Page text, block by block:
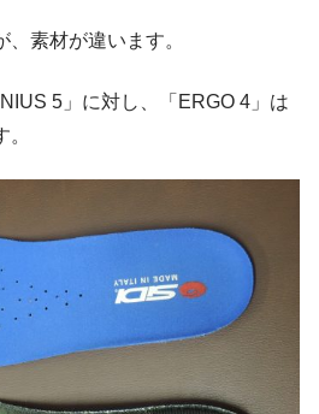
素材が違います。
5」に対し、「ERGO 4」は